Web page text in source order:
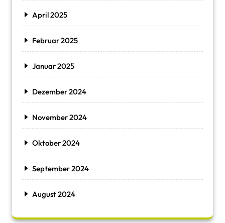
April 2025
Februar 2025
Januar 2025
Dezember 2024
November 2024
Oktober 2024
September 2024
August 2024